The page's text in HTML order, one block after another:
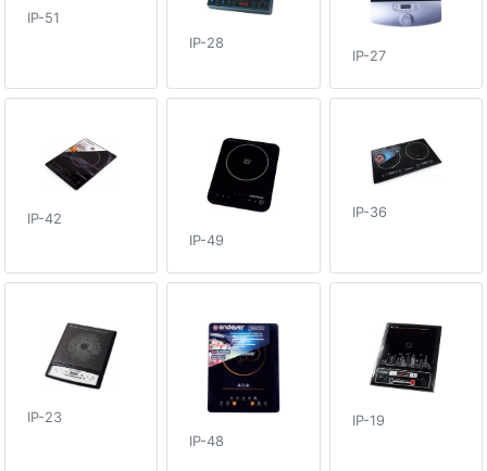
IP-51
IP-28
IP-27
IP-42
IP-49
IP-36
IP-23
IP-48
IP-19